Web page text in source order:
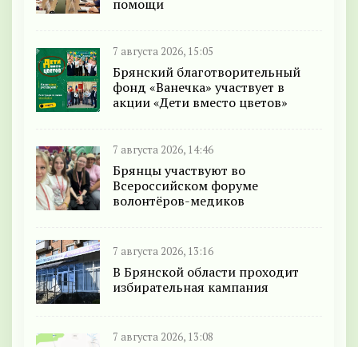
помощи
7 августа 2026, 15:05
Брянский благотворительный
фонд «Ванечка» участвует в
акции «Дети вместо цветов»
7 августа 2026, 14:46
Брянцы участвуют во
Всероссийском форуме
волонтёров-медиков
7 августа 2026, 13:16
В Брянской области проходит
избирательная кампания
7 августа 2026, 13:08